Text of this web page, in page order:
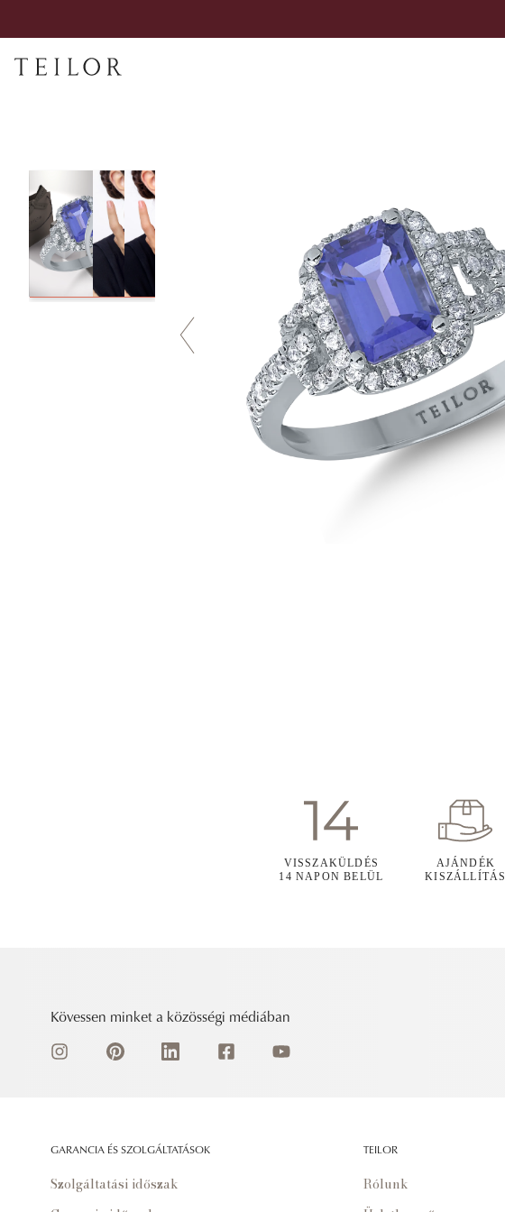
VISSZAKÜLDÉS
14 NAPON BELÜL
AJÁNDÉK
KISZÁLLÍTÁS
Kövessen minket a közösségi médiában
GARANCIA ÉS SZOLGÁLTATÁSOK
Szolgáltatási időszak
TEILOR
Rólunk